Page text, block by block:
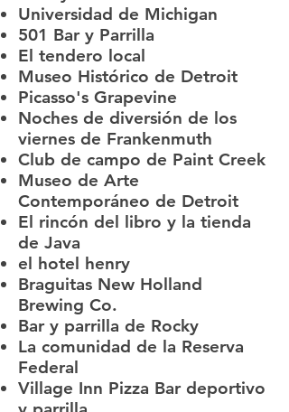
Universidad de Michigan
501 Bar y Parrilla
El tendero local
Museo Histórico de Detroit
Picasso's Grapevine
Noches de diversión de los
viernes de Frankenmuth
Club de campo de Paint Creek
Museo de Arte
Contemporáneo de Detroit
El rincón del libro y la tienda
de Java
el hotel henry
Braguitas New Holland
Brewing Co.
Bar y parrilla de Rocky
La comunidad de la Reserva
Federal
Village Inn Pizza Bar deportivo